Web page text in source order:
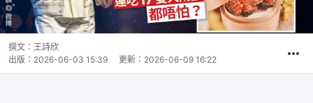
撰文： 王詩欣
出版： 2026-06-03 15:39 更新： 2026-06-09 16:22